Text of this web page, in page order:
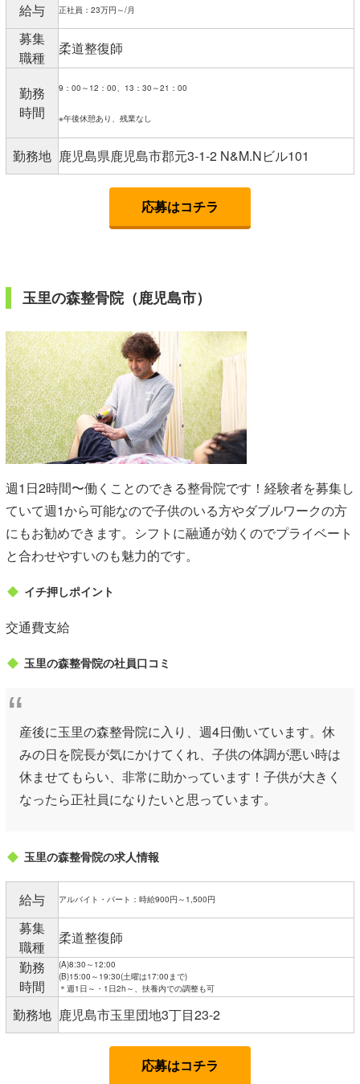
給与 正社員：23万円～/月
募集
職種
柔道整復師
勤務
時間
9：00～12：00、13：30～21：00
※午後休憩あり、残業なし
勤務地 鹿児島県鹿児島市郡元3-1-2 N&M.Nビル101
応募はコチラ
玉里の森整骨院（鹿児島市）
週1日2時間〜働くことのできる整骨院です！経験者を募集し
ていて週1から可能なので子供のいる方やダブルワークの方
にもお勧めできます。シフトに融通が効くのでプライベート
と合わせやすいのも魅力的です。
イチ押しポイント
交通費支給
玉里の森整骨院の社員口コミ
産後に玉里の森整骨院に入り、週4日働いています。休
みの日を院長が気にかけてくれ、子供の体調が悪い時は
休ませてもらい、非常に助かっています！子供が大きく
なったら正社員になりたいと思っています。
玉里の森整骨院の求人情報
給与 アルバイト・パート：時給900円～1,500円
募集
職種
柔道整復師
勤務
時間
(A)8:30～12:00
(B)15:00～19:30(土曜は17:00まで)
＊週1日～・1日2h～、扶養内での調整も可
勤務地 鹿児島市玉里団地3丁目23-2
応募はコチラ